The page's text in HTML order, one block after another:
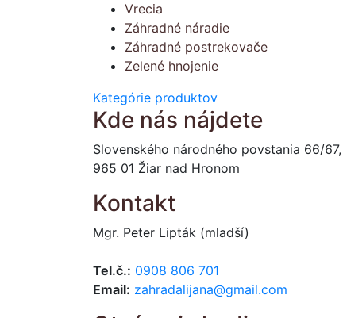
Vrecia
Záhradné náradie
Záhradné postrekovače
Zelené hnojenie
Kategórie produktov
Kde nás nájdete
Slovenského národného povstania 66/67,
965 01 Žiar nad Hronom
Kontakt
Mgr. Peter Lipták (mladší)
Tel.č.: 0908 806 701
Email: zahradalijana@gmail.com